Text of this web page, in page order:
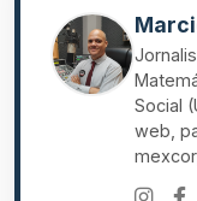
Social
web,